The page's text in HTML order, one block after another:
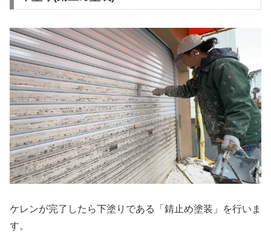
ケレンが完了したら下塗りである「錆止め塗装」を行いま
す。